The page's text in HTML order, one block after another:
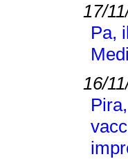
17/
Pa,
16/